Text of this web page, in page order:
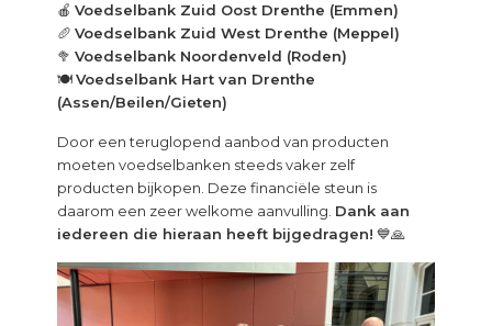
🍎Voedselbank Zuid Oost Drenthe (Emmen)
🥖Voedselbank Zuid West Drenthe (Meppel)
🥦Voedselbank Noordenveld (Roden)
🍽Voedselbank Hart van Drenthe
(Assen/Beilen/Gieten)
Door een teruglopend aanbod van producten
moeten voedselbanken steeds vaker zelf
producten bijkopen. Deze financiële steun is
daarom een zeer welkome aanvulling. Dank aan
iedereen die hieraan heeft bijgedragen! 💙🙏